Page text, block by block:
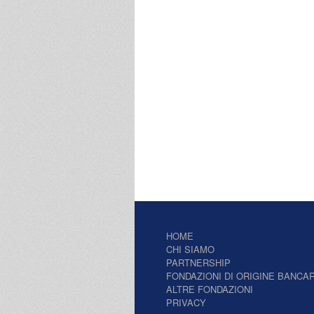
HOME
CHI SIAMO
PARTNERSHIP
FONDAZIONI DI ORIGINE
ALTRE FONDAZIONI
PRIVACY